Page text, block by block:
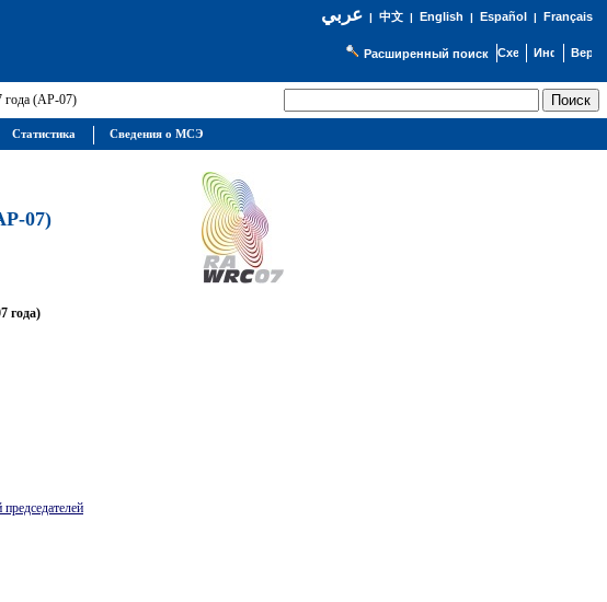
عربي| 中文| English | Español | Français
Расширенный поиск
года (АР-07)
07)
года)
Статистика Сведения о МСЭ